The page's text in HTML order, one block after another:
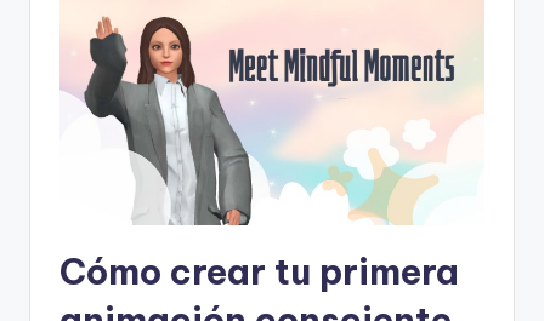
Cómo crear tu primera